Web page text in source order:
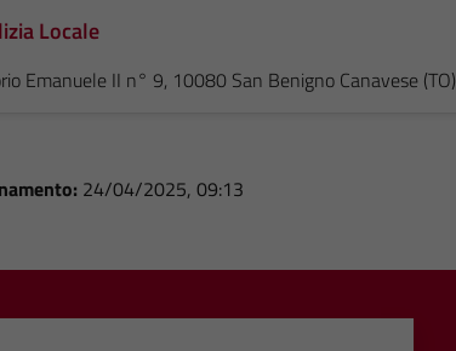
Locale
Emanuele II n° 9, 10080 San Benigno Canavese (TO)
24/04/2025, 09:13